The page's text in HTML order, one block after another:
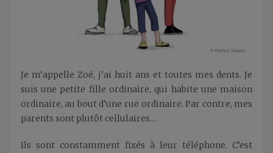
Je m’appelle Zoé, j’ai huit ans et toutes mes dents. Je
suis une petite fille ordinaire, qui habite une maison
ordinaire, au bout d’une rue ordinaire. Par contre, mes
parents sont plutôt cellulaires…
Ils sont constamment fixés à leur téléphone. C’est